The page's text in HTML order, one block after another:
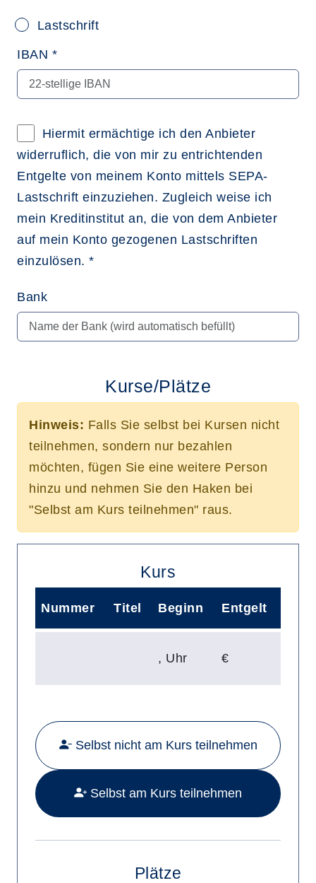
Lastschrift
IBAN *
Hiermit ermächtige ich den Anbieter
widerruflich, die von mir zu entrichtenden
Entgelte von meinem Konto mittels SEPA-
Lastschrift einzuziehen. Zugleich weise ich
mein Kreditinstitut an, die von dem Anbieter
auf mein Konto gezogenen Lastschriften
einzulösen. *
Bank
Kurse/Plätze
Hinweis: Falls Sie selbst bei Kursen nicht
teilnehmen, sondern nur bezahlen
möchten, fügen Sie eine weitere Person
hinzu und nehmen Sie den Haken bei
"Selbst am Kurs teilnehmen" raus.
Kurs
Nummer Titel Beginn Entgelt
Mehr Details zu folgendem Kurs
, Uhr €
Selbst nicht am Kurs teilnehmen
Selbst am Kurs teilnehmen
Plätze